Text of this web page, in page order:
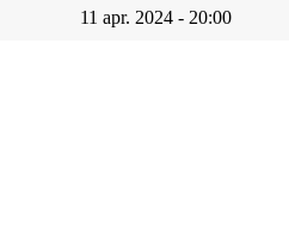
11 apr. 2024 - 20:00